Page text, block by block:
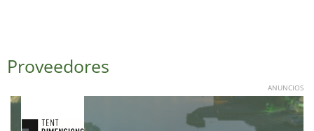
Proveedores
ANUNCIOS